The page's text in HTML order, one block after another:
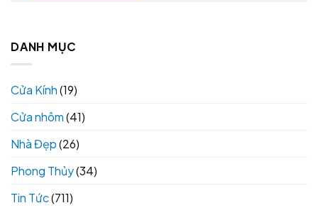
DANH MỤC
Cửa Kính(19)
Cửa nhôm(41)
Nhà Đẹp(26)
Phong Thủy(34)
Tin Tức(711)